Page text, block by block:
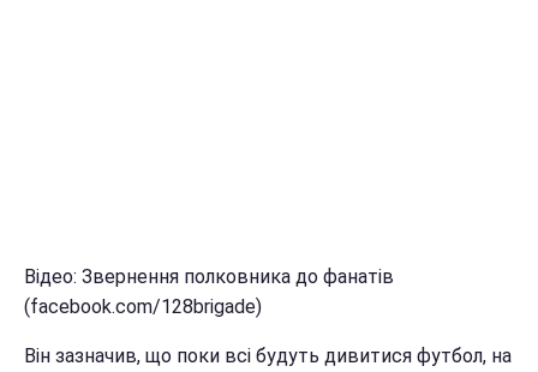
Відео: Звернення полковника до фанатів
(facebook.com/128brigade)
Він зазначив, що поки всі будуть дивитися футбол, на